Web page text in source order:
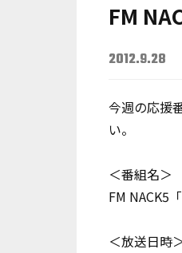
FM
2012.9.28
今週の応援
い。
＜番組名＞
FM NACK5
＜放送日時